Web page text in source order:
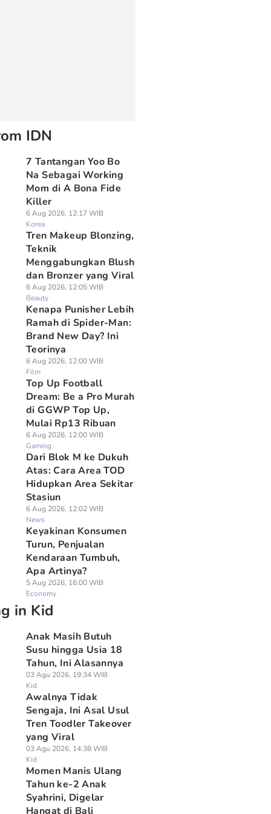
IDN
7 Tantangan Yoo Bo
Na Sebagai Working
Mom di A Bona Fide
Killer
6 Aug 2026, 12:17 WIB
Korea
Tren Makeup Blonzing,
Teknik
Menggabungkan Blush
dan Bronzer yang Viral
6 Aug 2026, 12:05 WIB
Beauty
Kenapa Punisher Lebih
Ramah di Spider-Man:
Brand New Day? Ini
Teorinya
6 Aug 2026, 12:00 WIB
Film
Top Up Football
Dream: Be a Pro Murah
di GGWP Top Up,
Mulai Rp13 Ribuan
6 Aug 2026, 12:00 WIB
Gaming
Dari Blok M ke Dukuh
Atas: Cara Area TOD
Hidupkan Area Sekitar
Stasiun
6 Aug 2026, 12:02 WIB
News
Keyakinan Konsumen
Turun, Penjualan
Kendaraan Tumbuh,
Apa Artinya?
5 Aug 2026, 16:00 WIB
Economy
in Kid
Anak Masih Butuh
Susu hingga Usia 18
Tahun, Ini Alasannya
03 Agu 2026, 19:34 WIB
Kid
Awalnya Tidak
Sengaja, Ini Asal Usul
Tren Toodler Takeover
yang Viral
03 Agu 2026, 14:38 WIB
Kid
Momen Manis Ulang
Tahun ke-2 Anak
Syahrini, Digelar
Hangat di Bali